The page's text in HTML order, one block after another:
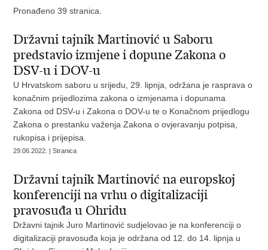
Pronađeno 39 stranica.
Državni tajnik Martinović u Saboru
predstavio izmjene i dopune Zakona o
DSV-u i DOV-u
U Hrvatskom saboru u srijedu, 29. lipnja, održana je rasprava o
konačnim prijedlozima zakona o izmjenama i dopunama
Zakona od DSV-u i Zakona o DOV-u te o Konačnom prijedlogu
Zakona o prestanku važenja Zakona o ovjeravanju potpisa,
rukopisa i prijepisa.
29.06.2022. | Stranica
Državni tajnik Martinović na europskoj
konferenciji na vrhu o digitalizaciji
pravosuđa u Ohridu
Državni tajnik Juro Martinović sudjelovao je na konferenciji o
digitalizaciji pravosuđa koja je održana od 12. do 14. lipnja u